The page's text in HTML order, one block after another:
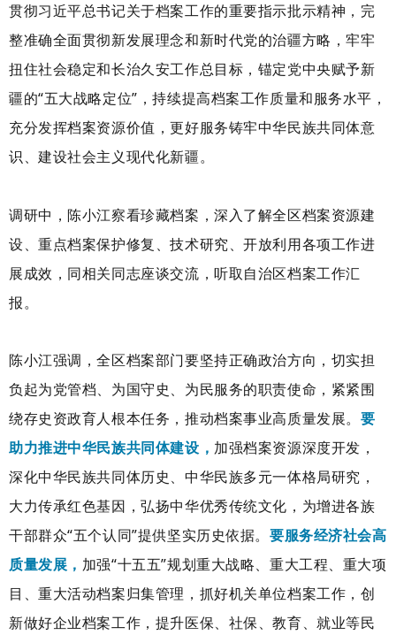
贯彻习近平总书记关于档案工作的重要指示批示精神，完
整准确全面贯彻新发展理念和新时代党的治疆方略，牢牢
扭住社会稳定和长治久安工作总目标，锚定党中央赋予新
疆的“五大战略定位”，持续提高档案工作质量和服务水平，
充分发挥档案资源价值，更好服务铸牢中华民族共同体意
识、建设社会主义现代化新疆。
调研中，陈小江察看珍藏档案，深入了解全区档案资源建
设、重点档案保护修复、技术研究、开放利用各项工作进
展成效，同相关同志座谈交流，听取自治区档案工作汇
报。
陈小江强调，全区档案部门要坚持正确政治方向，切实担
负起为党管档、为国守史、为民服务的职责使命，紧紧围
绕存史资政育人根本任务，推动档案事业高质量发展。 要
助力推进中华民族共同体建设，加强档案资源深度开发，
深化中华民族共同体历史、中华民族多元一体格局研究 ，
大力传承红色基因，弘扬中华优秀传统文化，为增进各族
干部群众“五个认同”提供坚实历史依据。 要服务经济社会高
质量发展， 加强“十五五”规划重大战略、重大工程、重大项
目、重大活动档案归集管理，抓好机关单位档案工作，创
新做好企业档案工作，提升医保、社保、教育、就业等民